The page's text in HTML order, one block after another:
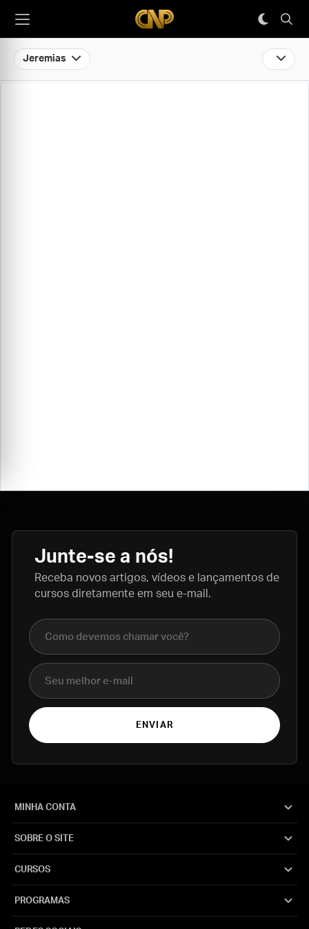
Jeremias
Junte-se a nós!
Receba novos artigos, vídeos e lançamentos de
cursos diretamente em seu e-mail.
Nome completo
E-mail
ENVIAR
MINHA CONTA
SOBRE O SITE
CURSOS
PROGRAMAS